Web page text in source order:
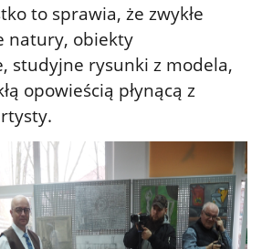
to sprawia, że zwykłe
natury, obiekty
studyjne rysunki z modela,
opowieścią płynącą z